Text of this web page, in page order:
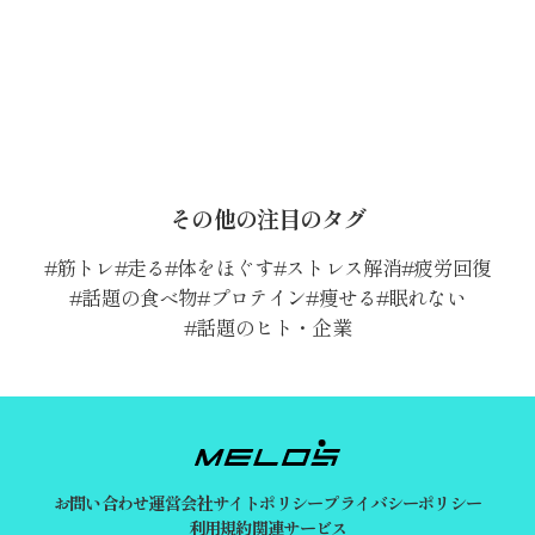
その他の注目のタグ
筋トレ 走る 体をほぐす ストレス解消 疲労回復
話題の食べ物 プロテイン 痩せる 眠れない
話題のヒト・企業
お問い合わせ運営会社サイトポリシープライバシーポリシー
利用規約関連サービス